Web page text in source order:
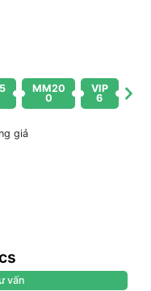
MM20
0
VIP
6
giả
vấn